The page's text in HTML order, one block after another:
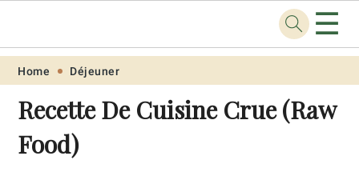
Skip
primary
navigation
Skip
main
content
Skip
primary
sidebar
Skip
footer
Recette.pro ☰
Home Déjeuner
Recette De Cuisine Crue (Raw
Food)